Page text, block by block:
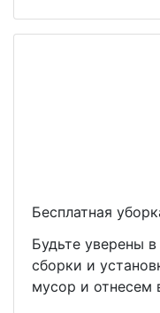
Бесплатная
Будьте уверены
сборки и
мусор и отнесем